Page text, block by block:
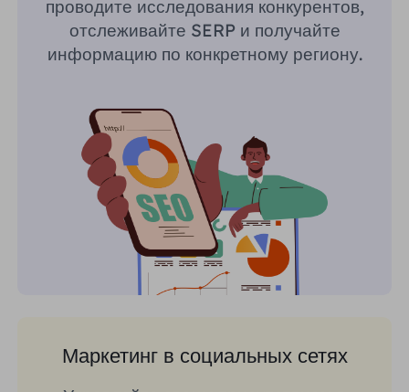
проводите исследования конкурентов,
отслеживайте SERP и получайте
информацию по конкретному региону.
Маркетинг в социальных сетях